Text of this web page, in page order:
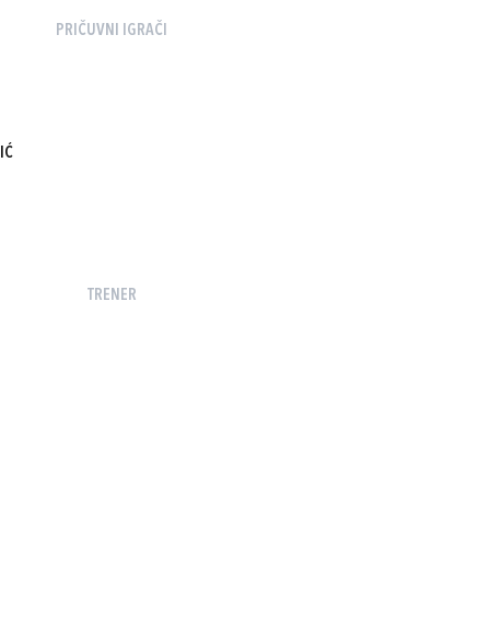
PRIČUVNI IGRAČI
TRENER